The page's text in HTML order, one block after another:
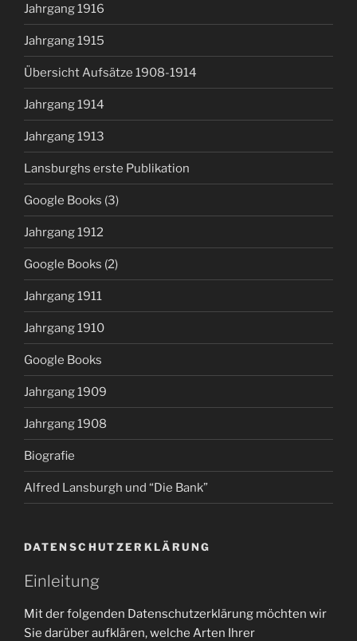
Jahrgang 1916
Jahrgang 1915
Übersicht Aufsätze 1908-1914
Jahrgang 1914
Jahrgang 1913
Lansburghs erste Publikation
Google Books (3)
Jahrgang 1912
Google Books (2)
Jahrgang 1911
Jahrgang 1910
Google Books
Jahrgang 1909
Jahrgang 1908
Biografie
Alfred Lansburgh und “Die Bank”
DATENSCHUTZERKLÄRUNG
Einleitung
Mit der folgenden Datenschutzerklärung möchten wir
Sie darüber aufklären, welche Arten Ihrer